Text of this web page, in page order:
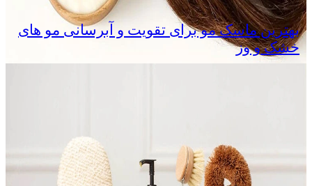
بهترین ماسک مو برای تقویت و آبرسانی مو های
خشک و وز